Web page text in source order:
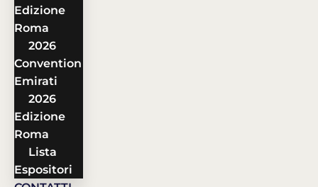
Edizione
Roma
2026
Convention
Emirati
2026
Edizione
Roma
Lista
Espositori